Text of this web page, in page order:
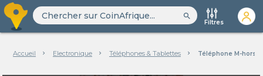
search
Filtres
Accueil Electronique Téléphones & Tablettes Téléphone M-horse